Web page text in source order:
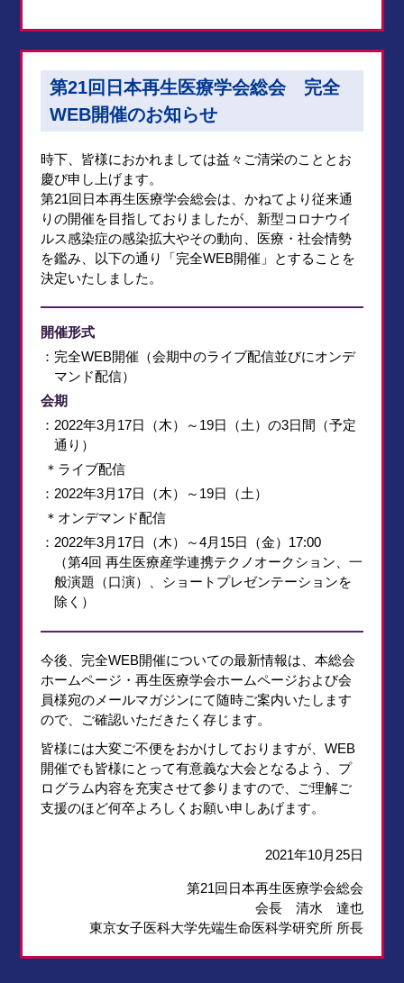
第21回日本再生医療学会総会 完全
WEB開催のお知らせ
時下、皆様におかれましては益々ご清栄のこととお
慶び申し上げます。
第21回日本再生医療学会総会は、かねてより従来通
りの開催を目指しておりましたが、新型コロナウイ
ルス感染症の感染拡大やその動向、医療・社会情勢
を鑑み、以下の通り「完全WEB開催」とすることを
決定いたしました。
開催形式
：完全WEB開催（会期中のライブ配信並びにオンデ
マンド配信）
会期
：2022年3月17日（木）～19日（土）の3日間（予定
通り）
＊ライブ配信
：2022年3月17日（木）～19日（土）
＊オンデマンド配信
：2022年3月17日（木）～4月15日（金）17:00
（第4回 再生医療産学連携テクノオークション、一
般演題（口演）、ショートプレゼンテーションを
除く）
今後、完全WEB開催についての最新情報は、本総会
ホームページ・再生医療学会ホームページおよび会
員様宛のメールマガジンにて随時ご案内いたします
ので、ご確認いただきたく存じます。
皆様には大変ご不便をおかけしておりますが、WEB
開催でも皆様にとって有意義な大会となるよう、プ
ログラム内容を充実させて参りますので、ご理解ご
支援のほど何卒よろしくお願い申しあげます。
2021年10月25日
第21回日本再生医療学会総会
会長 清水 達也
東京女子医科大学先端生命医科学研究所 所長